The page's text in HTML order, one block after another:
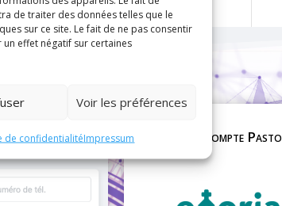
de traiter des données telles que le
sur ce site. Le fait de ne pas consentir
effet négatif sur certaines
Voir les préférences
de confidentialitéImpressum Mon compte Pasto